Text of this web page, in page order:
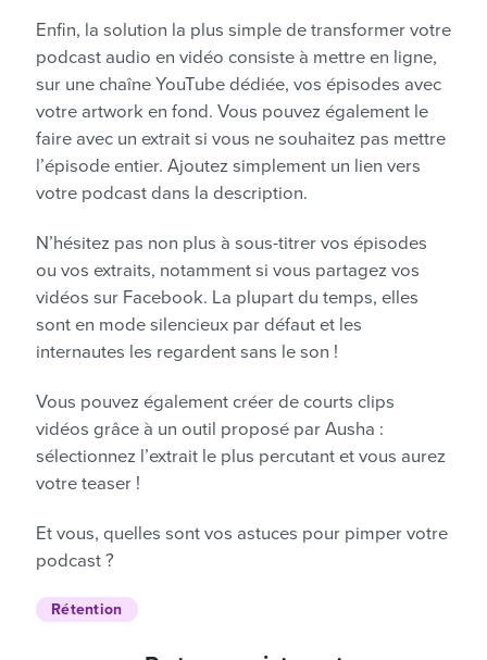
Enfin, la solution la plus simple de transformer votre
podcast audio en vidéo consiste à mettre en ligne,
sur une chaîne YouTube dédiée, vos épisodes avec
votre artwork en fond. Vous pouvez également le
faire avec un extrait si vous ne souhaitez pas mettre
l’épisode entier. Ajoutez simplement un lien vers
votre podcast dans la description.
N’hésitez pas non plus à sous-titrer vos épisodes
ou vos extraits, notamment si vous partagez vos
vidéos sur Facebook. La plupart du temps, elles
sont en mode silencieux par défaut et les
internautes les regardent sans le son !
Vous pouvez également créer de courts clips
vidéos grâce à un outil proposé par Ausha :
sélectionnez l’extrait le plus percutant et vous aurez
votre teaser !
Et vous, quelles sont vos astuces pour pimper votre
podcast ?
Rétention